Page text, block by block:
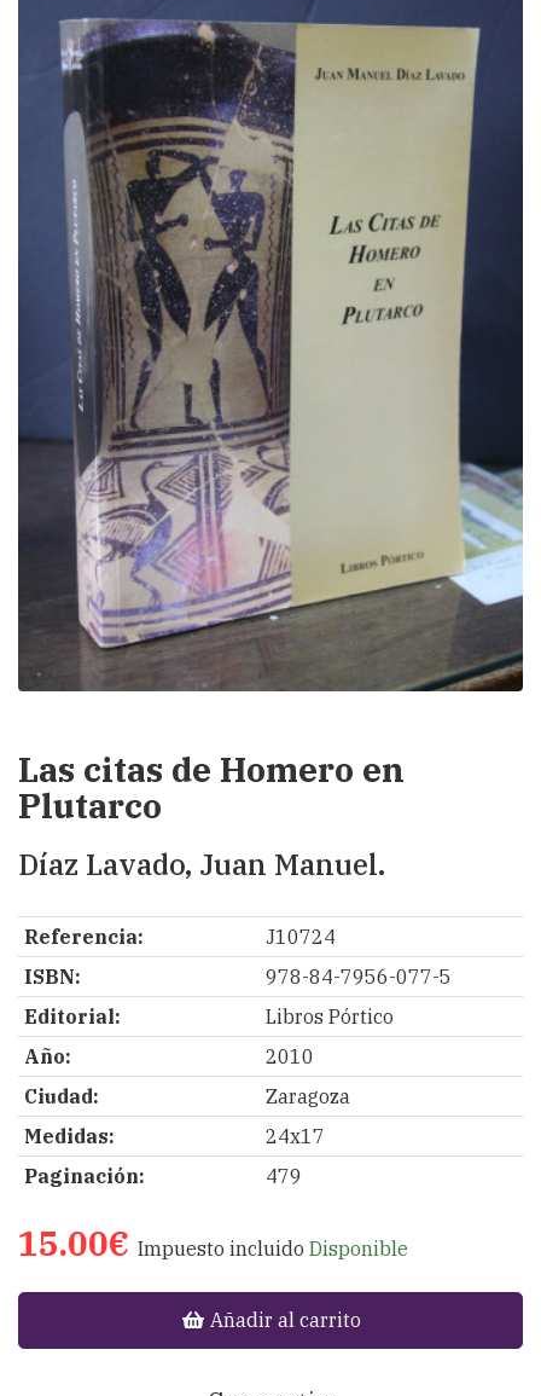
Las citas de Homero en
Plutarco
Díaz Lavado, Juan Manuel.
Referencia:
J10724
ISBN:
978-84-7956-077-5
Editorial:
Libros Pórtico
Año:
2010
Ciudad:
Zaragoza
Medidas:
24x17
Paginación:
479
15.00€ Impuesto incluido Disponible
Añadir al carrito